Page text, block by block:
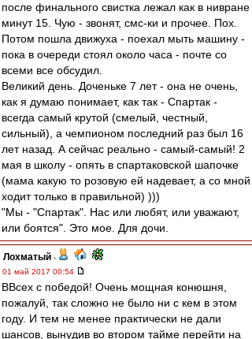
после финального свистка лежал как в нивране
минут 15. Чую - звонят, смс-ки и прочее. Пох.
Потом пошла движуха - поехал мыть машину -
пока в очереди стоял около часа - почте со
всеми все обсудил.
Великий день. Доченьке 7 лет - она не очень,
как я думаю понимает, как так - Спартак -
всегда самый крутой (смелый, честный,
сильный), а чемпионом последний раз был 16
лет назад. А сейчас реально - самый-самый! 2
мая в школу - опять в спартаковской шапочке
(мама какую то розовую ей надевает, а со мной
ходит только в правильной) )))
"Мы - "Спартак". Нас или любят, или уважают,
или боятся". Это мое. Для дочи.
Лохматый -
01 май 2017 00:54
ВВсех с победой! Очень мощная конюшня,
пожалуй, так сложно не было ни с кем в этом
году. И тем не менее практически не дали
шансов, вынудив во втором тайме перейти на